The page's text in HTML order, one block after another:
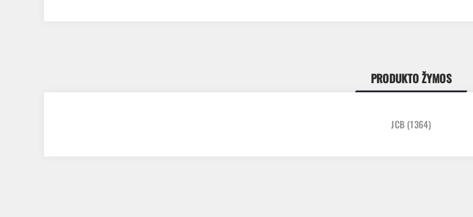
PRODUKTO ŽYMOS
JCB (1364)